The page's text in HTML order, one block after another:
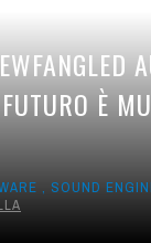
È
, SOUND